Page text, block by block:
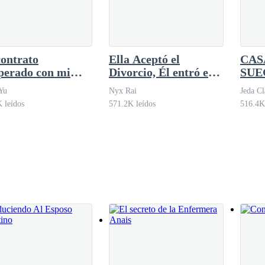
Que se joda Savanna. Que le den a todo el puñetero mundo
un tirón.- Ni de broma.
con mi
leídos
Ella Aceptó el
Divorcio, Él entró en
Pánico
Nyx Rai
571.2K leídos
Jeda